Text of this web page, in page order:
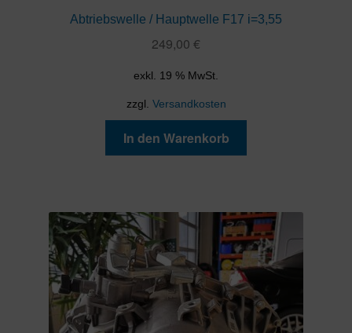
Abtriebswelle / Hauptwelle F17 i=3,55
249,00 €
exkl. 19 % MwSt.
zzgl. Versandkosten
In den Warenkorb